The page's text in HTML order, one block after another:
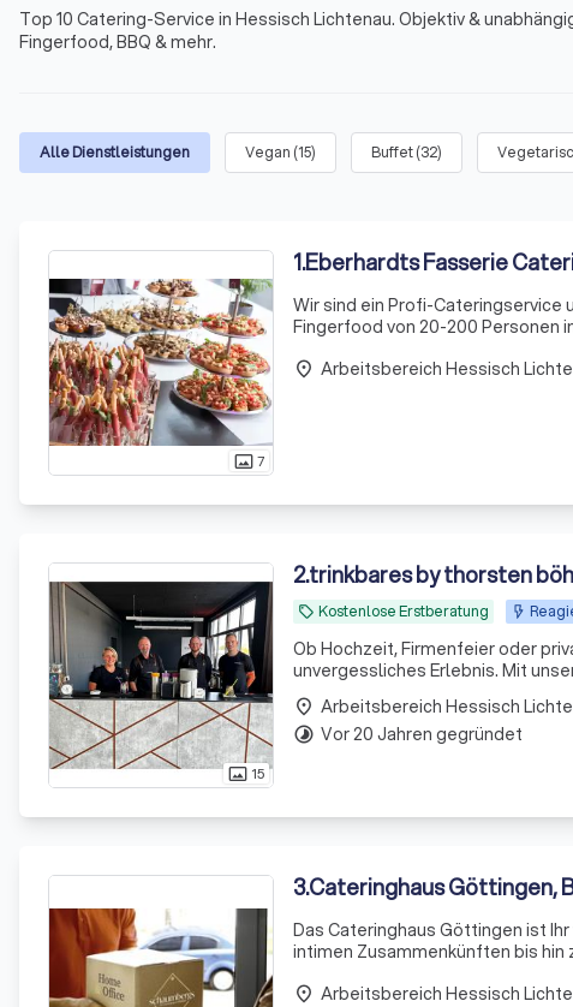
Top 10 Catering-Service in Hessisch Lichtenau. Objektiv &
Fingerfood, BBQ & mehr.
Alle Dienstleistungen Vegan (15) Buffet(32)
photo_size_select_actual7
1.Eberhardts Fasserie
Wir sind ein Profi-
Fingerfood von 20-200 Personen
place Arbeitsbereich Hessisch
photo_size_select_actual 15
2.trinkbares by thorsten
local_offer Kostenlose Erstberatung
Ob Hochzeit, Firmenfeier oder
unvergessliches Erlebnis. Mit
nicht nur Drinks, sondern auch
place Arbeitsbereich Hessisch
timelapse Vor 20 Jahren gegründet
3.Cateringhaus Göttingen,
Das Cateringhaus Göttingen ist
intimen Zusammenkünften bis hin
place Arbeitsbereich Hessisch